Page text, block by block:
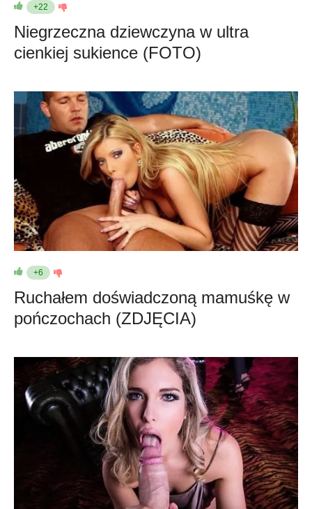
+22
Niegrzeczna dziewczyna w ultra
cienkiej sukience (FOTO)
+6
Ruchałem doświadczoną mamuśkę w
pończochach (ZDJĘCIA)